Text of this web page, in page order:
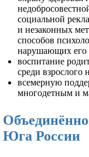
социальной
и незаконных
способов
нарушающих его
воспитание
среди взрослого
всемерную
многодетным и
Юга России